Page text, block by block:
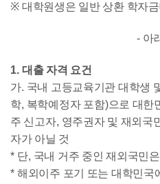
※ 대학원생은 일반 상환 학자
- 아
1. 대출 자격 요건
가. 국내 고등교육기관 대학생
학, 복학예정자 포함)으로 대한
주 신고자, 영주권자 및 재외국
자가 아닐 것
* 단, 국내 거주 중인 재외국민
* 해외이주 포기 또는 대학민국